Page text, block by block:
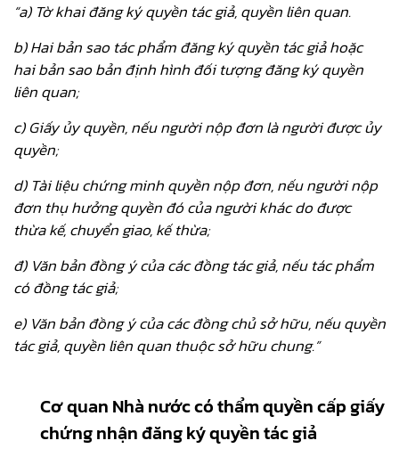
“a) Tờ khai đăng ký quyền tác giả, quyền liên quan.
b) Hai bản sao tác phẩm đăng ký quyền tác giả hoặc
hai bản sao bản định hình đối tượng đăng ký quyền
liên quan;
c) Giấy ủy quyền, nếu người nộp đơn là người được ủy
quyền;
d) Tài liệu chứng minh quyền nộp đơn, nếu người nộp
đơn thụ hưởng quyền đó của người khác do được
thừa kế, chuyển giao, kế thừa;
đ) Văn bản đồng ý của các đồng tác giả, nếu tác phẩm
có đồng tác giả;
e) Văn bản đồng ý của các đồng chủ sở hữu, nếu quyền
tác giả, quyền liên quan thuộc sở hữu chung.”
Cơ quan Nhà nước có thẩm quyền cấp giấy
chứng nhận đăng ký quyền tác giả